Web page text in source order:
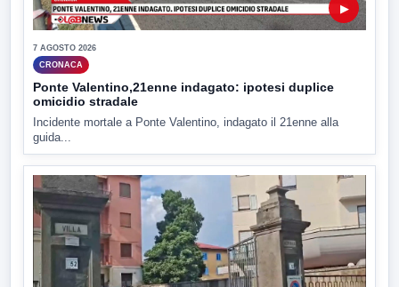
▶
7 AGOSTO 2026
CRONACA
Ponte Valentino,21enne indagato: ipotesi duplice
omicidio stradale
Incidente mortale a Ponte Valentino, indagato il 21enne alla
guida...